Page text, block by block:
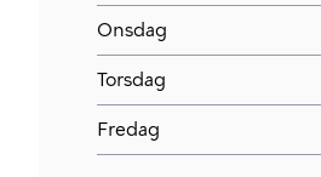
Onsdag
Torsdag
Fredag